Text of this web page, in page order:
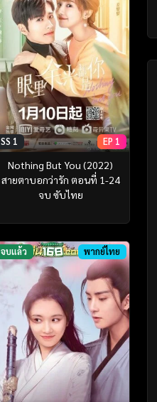
SS 1 EP 1
Nothing But You (2022)
สายตาบอกว่ารัก ตอนที่ 1-24
จบ ซับไทย
จบแล้ว พากย์ไทย